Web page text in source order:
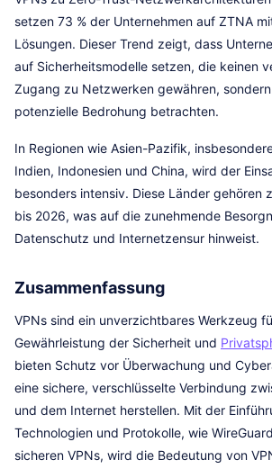
setzen 73 % der Unternehmen auf ZTNA
Lösungen. Dieser Trend zeigt, dass
auf Sicherheitsmodelle setzen, die keinen
Zugang zu Netzwerken gewähren,
potenzielle Bedrohung betrachten.
In Regionen wie Asien-Pazifik,
Indien, Indonesien und China, wird der
besonders intensiv. Diese Länder gehören
bis 2026, was auf die zunehmende
Datenschutz und Internetzensur hinweist.
Zusammenfassung
VPNs sind ein unverzichtbares Werkzeug
Gewährleistung der Sicherheit und
bieten Schutz vor Überwachung und
eine sichere, verschlüsselte Verbindung
und dem Internet herstellen. Mit der
Technologien und Protokolle, wie
sicheren VPNs, wird die Bedeutung von